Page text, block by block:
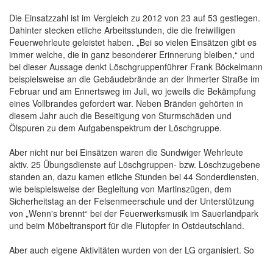
Die Einsatzzahl ist im Vergleich zu 2012 von 23 auf 53 gestiegen.
Dahinter stecken etliche Arbeitsstunden, die die freiwilligen
Feuerwehrleute geleistet haben. „Bei so vielen Einsätzen gibt es
immer welche, die in ganz besonderer Erinnerung bleiben,“ und
bei dieser Aussage denkt Löschgruppenführer Frank Böckelmann
beispielsweise an die Gebäudebrände an der Ihmerter Straße im
Februar und am Ennertsweg im Juli, wo jeweils die Bekämpfung
eines Vollbrandes gefordert war. Neben Bränden gehörten in
diesem Jahr auch die Beseitigung von Sturmschäden und
Ölspuren zu dem Aufgabenspektrum der Löschgruppe.
Aber nicht nur bei Einsätzen waren die Sundwiger Wehrleute
aktiv. 25 Übungsdienste auf Löschgruppen- bzw. Löschzugebene
standen an, dazu kamen etliche Stunden bei 44 Sonderdiensten,
wie beispielsweise der Begleitung von Martinszügen, dem
Sicherheitstag an der Felsenmeerschule und der Unterstützung
von „Wenn's brennt“ bei der Feuerwerksmusik im Sauerlandpark
und beim Möbeltransport für die Flutopfer in Ostdeutschland.
Aber auch eigene Aktivitäten wurden von der LG organisiert. So